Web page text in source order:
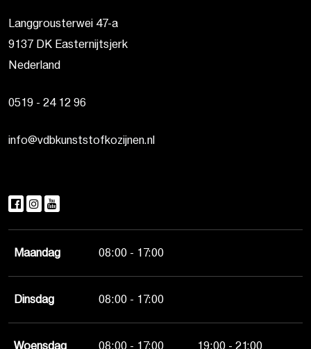
Langgrousterwei 47-a
9137 DK Easternijtsjerk
Nederland
0519 - 24 12 96
info@vdbkunststofkozijnen.nl
Maandag 08:00 - 17:00
Dinsdag 08:00 - 17:00